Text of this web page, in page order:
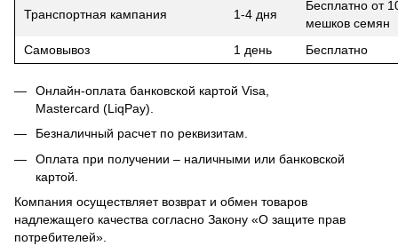
Транспортная кампания 1-4 дня
Бесплатно от
мешков семян
Самовывоз
1 день Бесплатно
Онлайн-оплата банковской картой Visa,
Mastercard (LiqPay).
Безналичный расчет по реквизитам.
Оплата при получении – наличными или банковской
картой.
Компания осуществляет возврат и обмен товаров
надлежащего качества согласно Закону «О защите прав
потребителей».